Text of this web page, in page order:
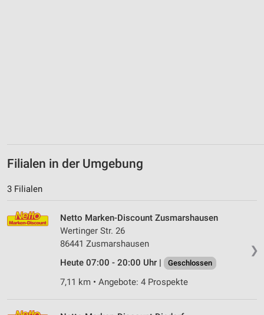
Filialen in der Umgebung
3 Filialen
❯
Netto Marken-Discount Zusmarshausen
Wertinger Str. 26
86441 Zusmarshausen
Heute 07:00 - 20:00 Uhr |
Geschlossen
7,11 km • Angebote: 4 Prospekte